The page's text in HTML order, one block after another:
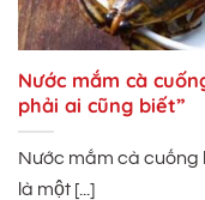
Nước mắm cà
phải ai cũng biết”
Nước mắm cà cuống
là một [...]